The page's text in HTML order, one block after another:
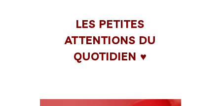
LES PETITES
ATTENTIONS DU
QUOTIDIEN ♥